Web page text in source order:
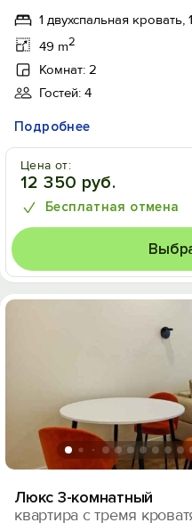
1 двухспальная кровать,
49 m2
Комнат: 2
Гостей: 4
Подробнее
Цена от:
12 350 руб.
Бесплатная отмена
Люкс 3-комнатный
квартира с тремя